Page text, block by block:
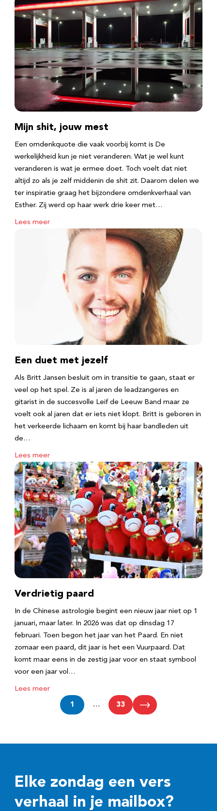
Mijn shit, jouw mest
Een omdenkquote die vaak voorbij komt is De
werkelijkheid kun je niet veranderen. Wat je wel kunt
veranderen is wat je ermee doet. Toch voelt dat niet
altijd zo als je zelf middenin de shit zit. Daarom delen we
ter inspiratie graag het bijzondere omdenkverhaal van
Esther. Zij werd op haar werk drie keer met…
Lees meer
Een duet met jezelf
Als Britt Jansen besluit om in transitie te gaan, staat er
veel op het spel. Ze is al jaren de leadzangeres en
gitarist in de succesvolle Leif de Leeuw Band maar ze
voelt ook al jaren dat er iets niet klopt. Britt is geboren in
het verkeerde lichaam en komt bij haar bandleden uit
de…
Lees meer
Verdrietig paard
In de Chinese astrologie begint een nieuw jaar niet op 1
januari, maar later. In 2026 was dat op dinsdag 17
februari. Toen begon het jaar van het Paard. En niet
zomaar een paard, dit jaar is het een Vuurpaard. Dat
komt maar eens in de zestig jaar voor en staat symbool
voor een jaar vol…
Lees meer
1 … 33
Elke zondag een vers
verhaal in je mailbox?